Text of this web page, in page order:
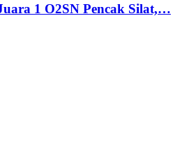
1 O2SN Pencak Silat,…